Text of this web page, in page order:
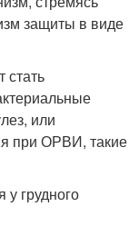
защиты в виде
стать
или
при ОРВИ, такие
грудного